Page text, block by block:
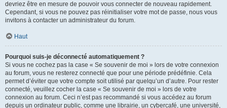
devriez être en mesure de pouvoir vous connecter de nouveau rapidement.
Cependant, si vous ne pouvez pas réinitialiser votre mot de passe, nous vous
invitons à contacter un administrateur du forum.
Haut
Pourquoi suis-je déconnecté automatiquement ?
Si vous ne cochez pas la case « Se souvenir de moi » lors de votre connexion
au forum, vous ne resterez connecté que pour une période prédéfinie. Cela
permet d’éviter que votre compte soit utilisé par quelqu’un d’autre. Pour rester
connecté, veuillez cocher la case « Se souvenir de moi » lors de votre
connexion au forum. Ceci n’est pas recommandé si vous accédez au forum
depuis un ordinateur public, comme une librairie, un cybercafé, une université,